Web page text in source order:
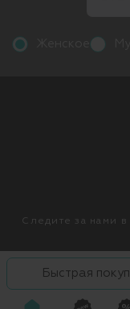
Следите за нами в
Быстрая